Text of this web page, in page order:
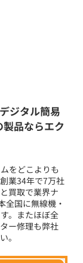
ジタル簡易
品ならエク
をどこよりも
業34年で7万社
買取で業界ナ
全国に無線機・
。またほぼ全
ー修理も弊社
。